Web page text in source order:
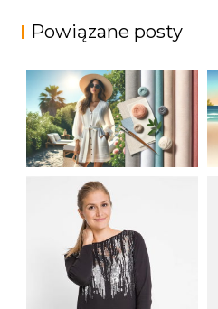
Powiązane posty
JAK STYLOWO
PRZETRWAĆ UPALNE
DNI: NAJLEPSZE
MATERIAŁY I KROJE
NA LATO